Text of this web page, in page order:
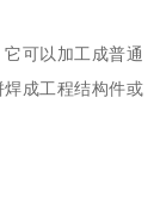
可以加工成普通
成工程结构件或